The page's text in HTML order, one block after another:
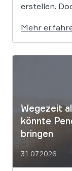
erstellen.
liefern, wirft
auf. Das
das
Mehr
Wegezeit
könnte
bringen
31.07.2026